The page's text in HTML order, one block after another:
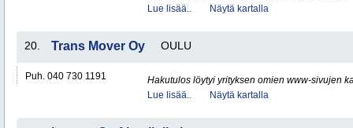
Lue lisää..
Näytä kartalla
20. Trans Mover Oy OULU
Puh. 040 730 1191
Hakutulos löytyi yrityksen omien www-sivujen
Lue lisää..
Näytä kartalla